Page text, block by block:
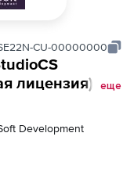
CU-00000000
лицензия),
еще
Development